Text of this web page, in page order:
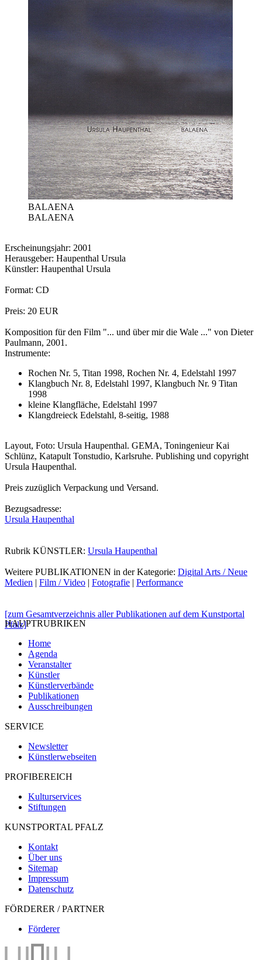
BALAENA
BALAENA
Erscheinungsjahr: 2001
Herausgeber: Haupenthal Ursula
Künstler: Haupenthal Ursula
Format: CD
Preis: 20 EUR
Komposition für den Film "... und über mir die Wale ..." von Dieter
Paulmann, 2001.
Instrumente:
Rochen Nr. 5, Titan 1998, Rochen Nr. 4, Edelstahl 1997
Klangbuch Nr. 8, Edelstahl 1997, Klangbuch Nr. 9 Titan
1998
kleine Klangfläche, Edelstahl 1997
Klangdreieck Edelstahl, 8-seitig, 1988
Layout, Foto: Ursula Haupenthal. GEMA, Toningenieur Kai
Schlünz, Katapult Tonstudio, Karlsruhe. Publishing und copyright
Ursula Haupenthal.
Preis zuzüglich Verpackung und Versand.
Bezugsadresse:
Ursula Haupenthal
Rubrik KÜNSTLER: Ursula Haupenthal
Weitere PUBLIKATIONEN in der Kategorie: Digital Arts / Neue
Medien | Film / Video | Fotografie | Performance
[zum Gesamtverzeichnis aller Publikationen auf dem Kunstportal
Pfalz]
HAUPTRUBRIKEN
Home
Agenda
Veranstalter
Künstler
Künstlerverbände
Publikationen
Ausschreibungen
SERVICE
Newsletter
Künstlerwebseiten
PROFIBEREICH
Kulturservices
Stiftungen
KUNSTPORTAL PFALZ
Kontakt
Über uns
Sitemap
Impressum
Datenschutz
FÖRDERER / PARTNER
Förderer